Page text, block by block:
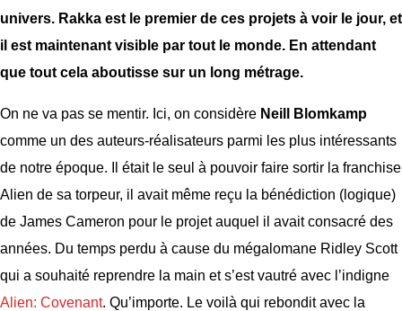
univers. Rakka est le premier de ces projets à voir le jour, et
il est maintenant visible par tout le monde. En attendant
que tout cela aboutisse sur un long métrage.
On ne va pas se mentir. Ici, on considère Neill Blomkamp
comme un des auteurs-réalisateurs parmi les plus intéressants
de notre époque. Il était le seul à pouvoir faire sortir la franchise
Alien de sa torpeur, il avait même reçu la bénédiction (logique)
de James Cameron pour le projet auquel il avait consacré des
années. Du temps perdu à cause du mégalomane Ridley Scott
qui a souhaité reprendre la main et s’est vautré avec l’indigne
Alien: Covenant. Qu’importe. Le voilà qui rebondit avec la